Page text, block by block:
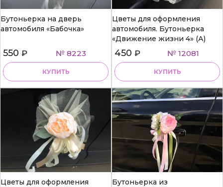
Бутоньерка на дверь
автомобиля «Бабочка»
550 ₽ № 8223
КУПИТЬ
Цветы для оформления
автомобиля. Бутоньерка
«Движение жизни 4» (А)
450 ₽ № 12081
КУПИТЬ
Цветы для оформления Бутоньерка из